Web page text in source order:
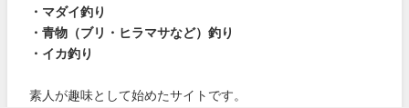
・マダイ釣り
・青物（ブリ・ヒラマサなど）釣り
・イカ釣り
素人が趣味として始めたサイトです。